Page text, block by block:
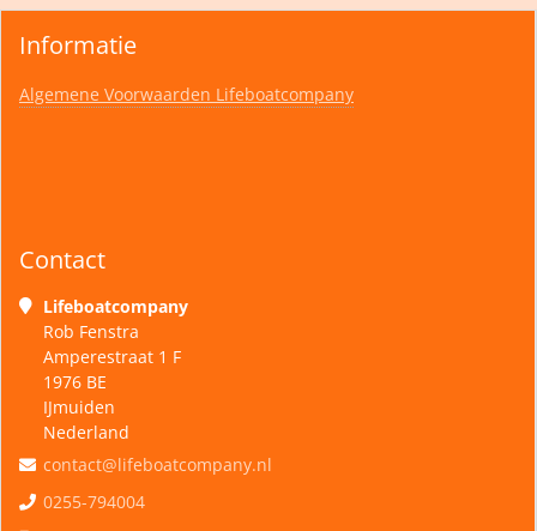
Informatie
Algemene Voorwaarden Lifeboatcompany
Contact
Lifeboatcompany
Rob Fenstra
Amperestraat 1 F
1976 BE
IJmuiden
Nederland
contact@lifeboatcompany.nl
0255-794004